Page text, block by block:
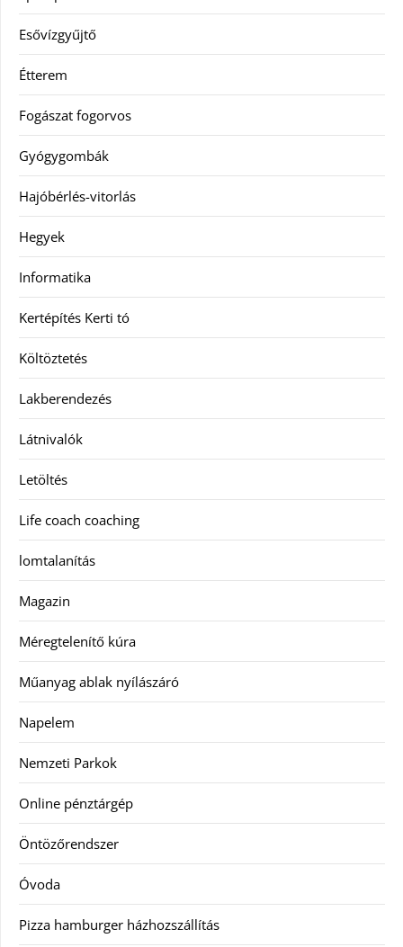
Esővízgyűjtő
Étterem
Fogászat fogorvos
Gyógygombák
Hajóbérlés-vitorlás
Hegyek
Informatika
Kertépítés Kerti tó
Költöztetés
Lakberendezés
Látnivalók
Letöltés
Life coach coaching
lomtalanítás
Magazin
Méregtelenítő kúra
Műanyag ablak nyílászáró
Napelem
Nemzeti Parkok
Online pénztárgép
Öntözőrendszer
Óvoda
Pizza hamburger házhozszállítás